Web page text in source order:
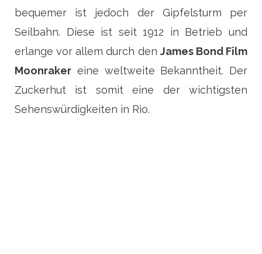
bequemer ist jedoch der Gipfelsturm per
Seilbahn. Diese ist seit 1912 in Betrieb und
erlange vor allem durch den James Bond Film
Moonraker eine weltweite Bekanntheit. Der
Zuckerhut ist somit eine der wichtigsten
Sehenswürdigkeiten in Rio.